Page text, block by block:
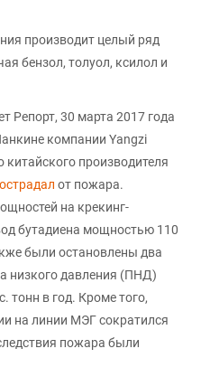
производит целый ряд
бензол, толуол, ксилол и
Репорт, 30 марта 2017 года
компании Yangzi
китайского производителя
от пожара.
на крекинг-
бутадиена мощностью 110
были остановлены два
низкого давления (ПНД)
в год. Кроме того,
на линии МЭГ сократился
пожара были